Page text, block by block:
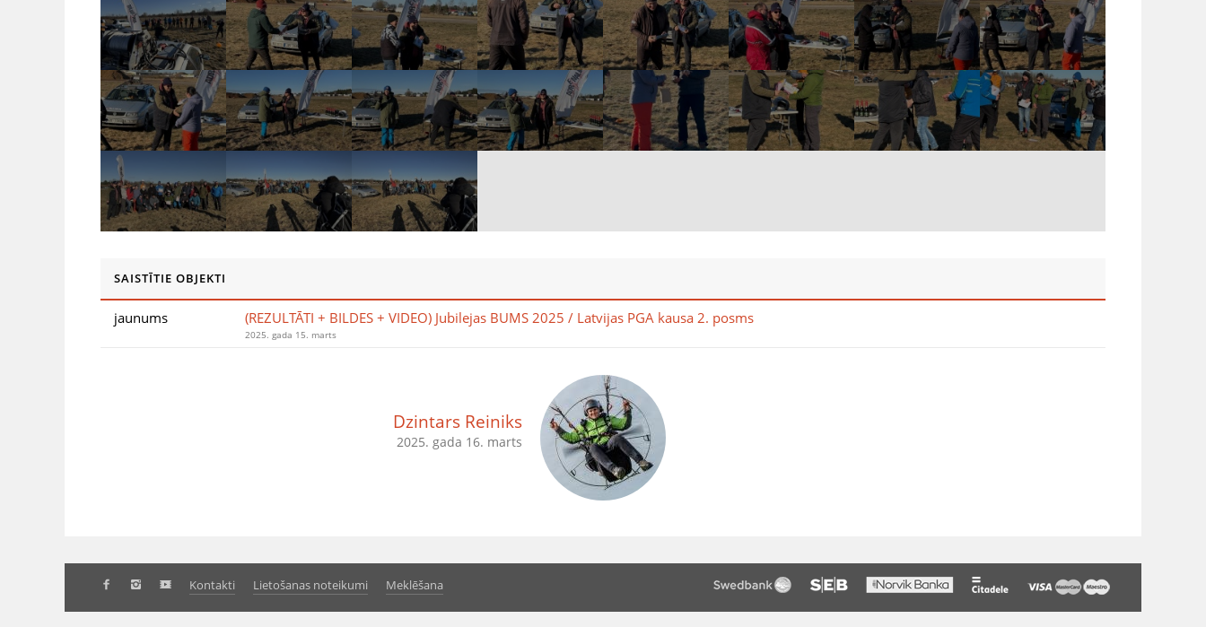
SAISTĪTIE OBJEKTI
jaunums (REZULTĀTI + BILDES + VIDEO) Jubilejas BUMS 2025 / Latvijas PGA kausa 2. posms
2025. gada 15. marts
Dzintars Reiniks
2025. gada 16. marts
Kontakti Lietošanas noteikumi Meklēšana